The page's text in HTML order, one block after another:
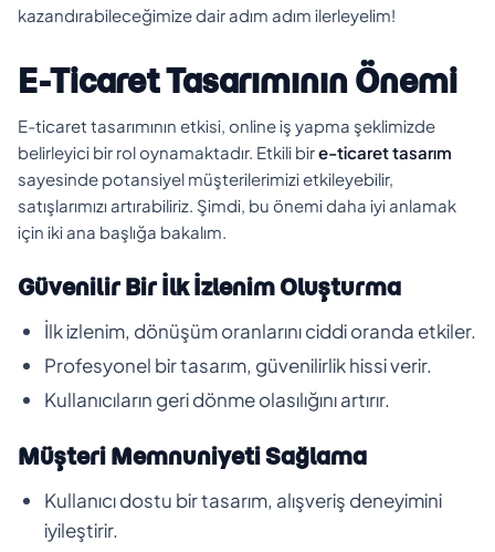
kazandırabileceğimize dair adım adım ilerleyelim!
E-Ticaret Tasarımının Önemi
E-ticaret tasarımının etkisi, online iş yapma şeklimizde
belirleyici bir rol oynamaktadır. Etkili bire-ticaret tasarım
sayesinde potansiyel müşterilerimizi etkileyebilir,
satışlarımızı artırabiliriz. Şimdi, bu önemi daha iyi anlamak
için iki ana başlığa bakalım.
Güvenilir Bir İlk İzlenim Oluşturma
İlk izlenim, dönüşüm oranlarını ciddi oranda etkiler.
Profesyonel bir tasarım, güvenilirlik hissi verir.
Kullanıcıların geri dönme olasılığını artırır.
Müşteri Memnuniyeti Sağlama
Kullanıcı dostu bir tasarım, alışveriş deneyimini
iyileştirir.